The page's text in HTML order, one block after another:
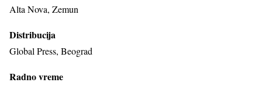
Alta Nova, Zemun
Distribucija
Global Press, Beograd
Radno vreme